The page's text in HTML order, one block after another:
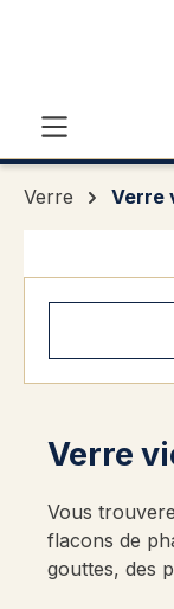
Verre Verre
Verre
Vous
flacons de
gouttes, des